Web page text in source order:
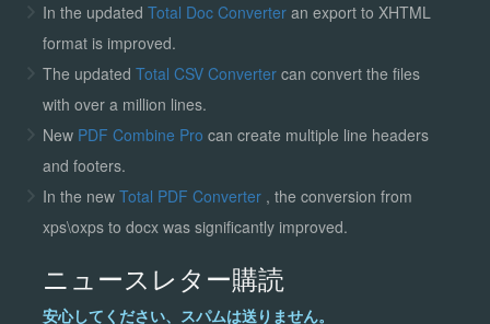
In the updated Total Doc Converter an export to XHTML
format is improved.
The updated Total CSV Convertercan convert the files
with over a million lines.
New PDF Combine Pro can create multiple line headers
and footers.
In the new Total PDF Converter , the conversion from
xps\oxps to docx was significantly improved.
ニュースレター購読
安心してください、スパムは送りません。